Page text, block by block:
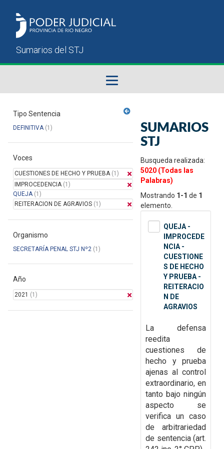
Sumarios del STJ
Manual del Usuario
Tipo Sentencia
DEFINITIVA(1)
Voces
CUESTIONES DE HECHO Y PRUEBA(1)
IMPROCEDENCIA(1)
QUEJA(1)
REITERACION DE AGRAVIOS (1)
Organismo
SECRETARÍA PENAL STJ Nº2 (1)
Año
2021 (1)
SUMARIOS
STJ
Busqueda realizada:
5020 (Todas las
Palabras)
Mostrando 1-1 de 1
elemento.
QUEJA -
IMPROCEDE
NCIA -
CUESTIONE
S DE HECHO
Y PRUEBA -
REITERACIO
N DE
AGRAVIOS
La defensa
reedita
cuestiones de
hecho y prueba
ajenas al control
extraordinario, en
tanto bajo ningún
aspecto se
verifica un caso
de arbitrariedad
de sentencia (art.